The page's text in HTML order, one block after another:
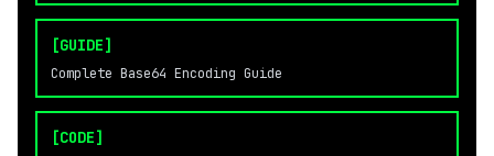
[GUIDE]
Complete Base64 Encoding Guide
[CODE]